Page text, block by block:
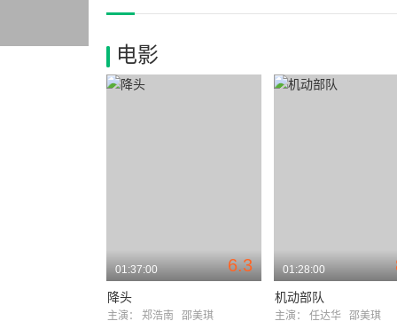
电影
6.3
01:37:00
降头
主演： 郑浩南 邵美琪
01:28:00
机动部队
主演： 任达华 邵美琪